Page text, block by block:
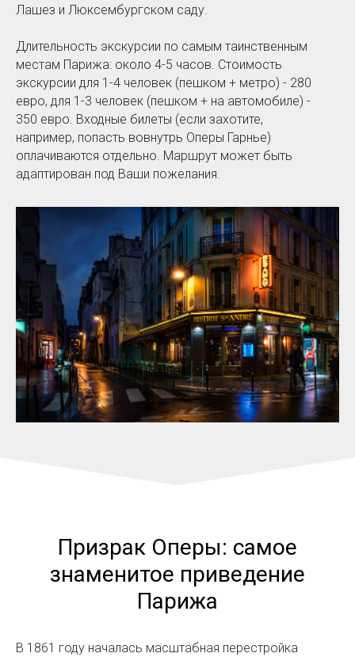
Лашез и Люксембургском саду.
Длительность экскурсии по самым таинственным
местам Парижа: около 4-5 часов. Стоимость
экскурсии для 1-4 человек (пешком + метро) - 280
евро, для 1-3 человек (пешком + на автомобиле) -
350 евро. Входные билеты (если захотите,
например, попасть вовнутрь Оперы Гарнье)
оплачиваются отдельно. Маршрут может быть
адаптирован под Ваши пожелания.
Призрак Оперы: самое
знаменитое приведение
Парижа
В 1861 году началась масштабная перестройка